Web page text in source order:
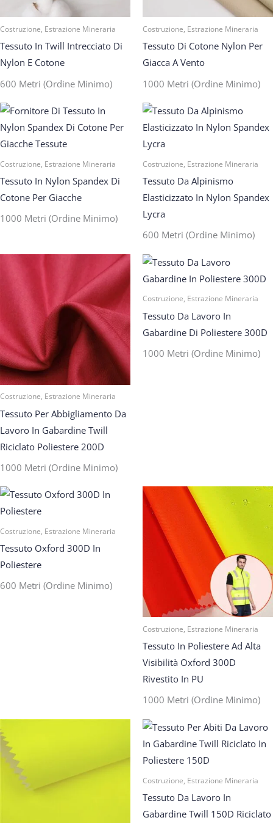
Costruzione, Estrazione Mineraria
Tessuto In Twill Intrecciato Di
Nylon E Cotone
600 Metri (ordine Minimo)
Costruzione, Estrazione Mineraria
Tessuto Di Cotone Nylon Per
Giacca A Vento
1000 Metri (ordine Minimo)
Costruzione, Estrazione Mineraria
Tessuto In Nylon Spandex Di
Cotone Per Giacche
1000 Metri (ordine Minimo)
Costruzione, Estrazione Mineraria
Tessuto Da Alpinismo
Elasticizzato In Nylon Spandex
Lycra
600 Metri (ordine Minimo)
Costruzione, Estrazione Mineraria
Tessuto Per Abbigliamento Da
Lavoro In Gabardine Twill
Riciclato Poliestere 200D
1000 Metri (ordine Minimo)
Costruzione, Estrazione Mineraria
Tessuto Da Lavoro In
Gabardine Di Poliestere 300D
1000 Metri (ordine Minimo)
Costruzione, Estrazione Mineraria
Tessuto Oxford 300D In
Poliestere
600 Metri (ordine Minimo)
Costruzione, Estrazione Mineraria
Tessuto In Poliestere Ad Alta
Visibilità Oxford 300D
Rivestito In PU
1000 Metri (ordine Minimo)
Costruzione, Estrazione Mineraria
Tessuto Da Lavoro In
Gabardine Twill 150D Riciclato